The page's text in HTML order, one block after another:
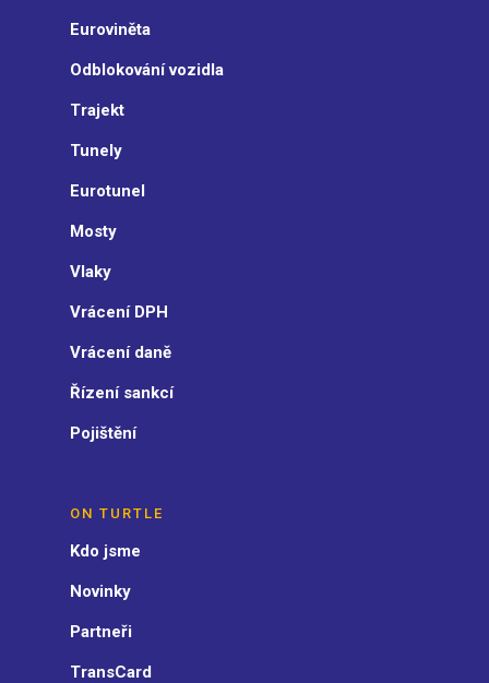
Euroviněta
Odblokování vozidla
Trajekt
Tunely
Eurotunel
Mosty
Vlaky
Vrácení DPH
Vrácení daně
Řízení sankcí
Pojištění
ON TURTLE
Kdo jsme
Novinky
Partneři
TransCard